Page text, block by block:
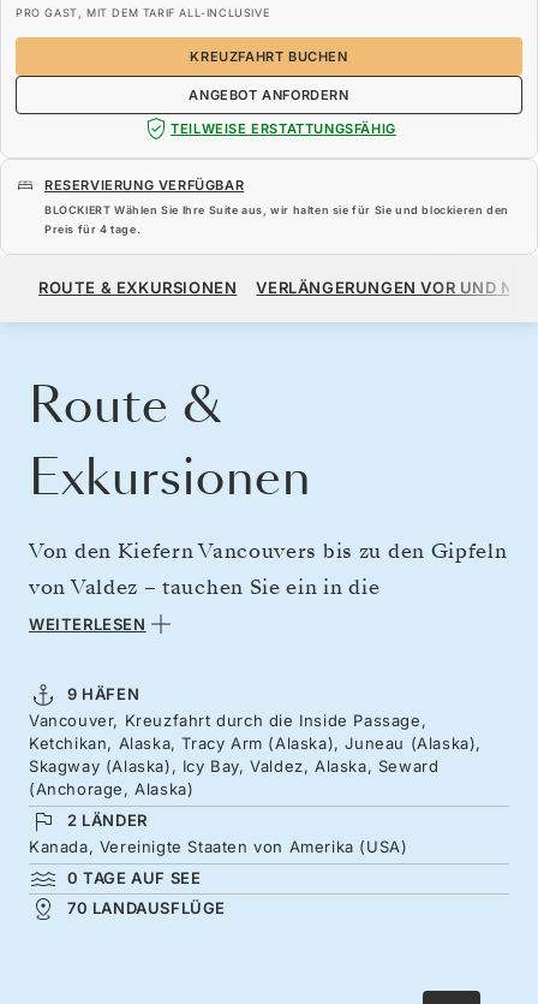
PRO GAST, MIT DEM TARIF ALL-INCLUSIVE
KREUZFAHRT BUCHEN
ANGEBOT ANFORDERN
TEILWEISE ERSTATTUNGSFÄHIG
RESERVIERUNG VERFÜGBAR
BLOCKIERT Wählen Sie Ihre Suite aus, wir halten sie für Sie und blockieren den
Preis für 4 tage.
4.350 $
ROUTE & EXKURSIONEN VERLÄNGERUNGEN VOR UND
Route &
Exkursionen
Von den Kiefern Vancouvers bis zu den Gipfeln
von Valdez – tauchen Sie ein in die
atemberaubende Weite des Nordens und ihre
ultimativen Route entlang der Inside Passage,
wo mit Kiefern bewachsene Inseln und ruhige
Buchten die Natur von ihrer tiefgründigsten
Seite zeigen. Entdecken Sie Städte mit
Pioniergeist und indigenem Erbe, vom
leuchtend blauen Eis des Tracy Arm bis zu den
walreichen Gewässern von Juneau. Machen Sie
WEITERLESEN
9 HÄFEN
Vancouver, Kreuzfahrt durch die Inside Passage,
Ketchikan, Alaska, Tracy Arm (Alaska), Juneau (Alaska),
Skagway (Alaska), Icy Bay, Valdez, Alaska, Seward
(Anchorage, Alaska)
2 LÄNDER
Kanada, Vereinigte Staaten von Amerika (USA)
0 TAGE AUF SEE
70 LANDAUSFLÜGE